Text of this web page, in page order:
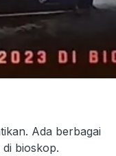
Ada berbagai
bioskop.